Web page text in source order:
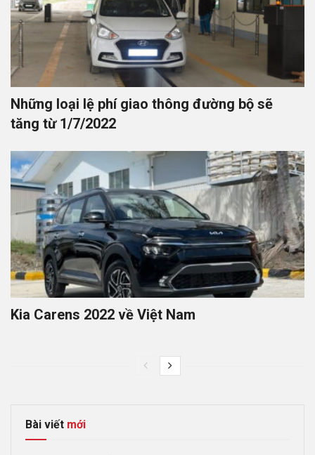
Những loại lệ phí giao thông đường bộ sẽ
tăng từ 1/7/2022
Kia Carens 2022 về Việt Nam
Bài viết mới